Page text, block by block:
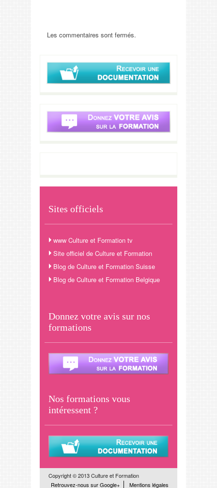
Les commentaires sont fermés.
Sites officiels
www Culture et Formation tv
Site officiel de Culture et Formation
Blog de Culture et Formation Suisse
Blog de Culture et Formation Belgique
Donnez votre avis sur nos
formations
Nos formations vous
intéressent ?
Copyright © 2013 Culture et Formation
Retrouvez-nous sur Google+
Mentions légales